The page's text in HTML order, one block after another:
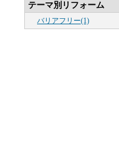
テーマ別リフォーム
バリアフリー(1)